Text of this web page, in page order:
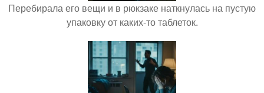
Перебирала его вещи и в рюкзаке наткнулась на пустую
упаковку от каких-то таблеток.